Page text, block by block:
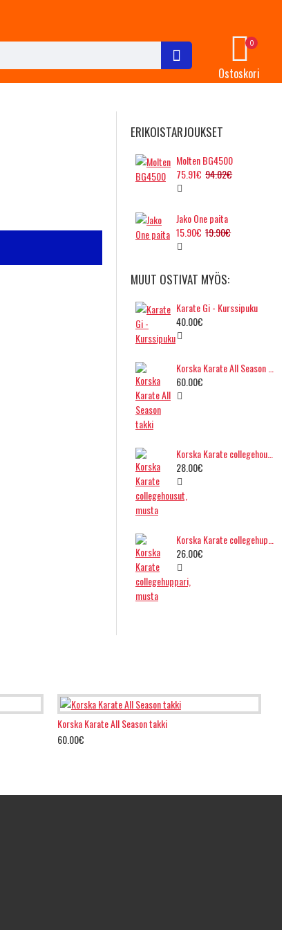
Ostoskori
0
ERIKOISTARJOUKSET
Molten BG4500
75.91€ 94.02€
Jako One paita
15.90€ 19.90€
MUUT OSTIVAT MYÖS:
Karate Gi - Kurssipuku
40.00€
60.00€
28.00€
26.00€
Korska Karate All Season takki
60.00€